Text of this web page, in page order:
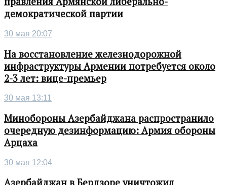
демократической партии
30 мая 20:07
На восстановление железнодорожной
инфраструктуры Армении потребуется около
2-3 лет: вице-премьер
30 мая 13:11
Минобороны Азербайджана распространило
очередную дезинформацию: Армия обороны
Арцаха
30 мая 12:04